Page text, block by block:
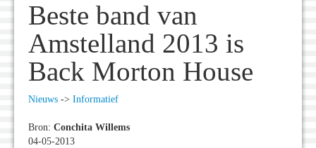
Beste band van
Amstelland 2013 is
Back Morton House
Nieuws -> Informatief
Bron: Conchita Willems
04-05-2013